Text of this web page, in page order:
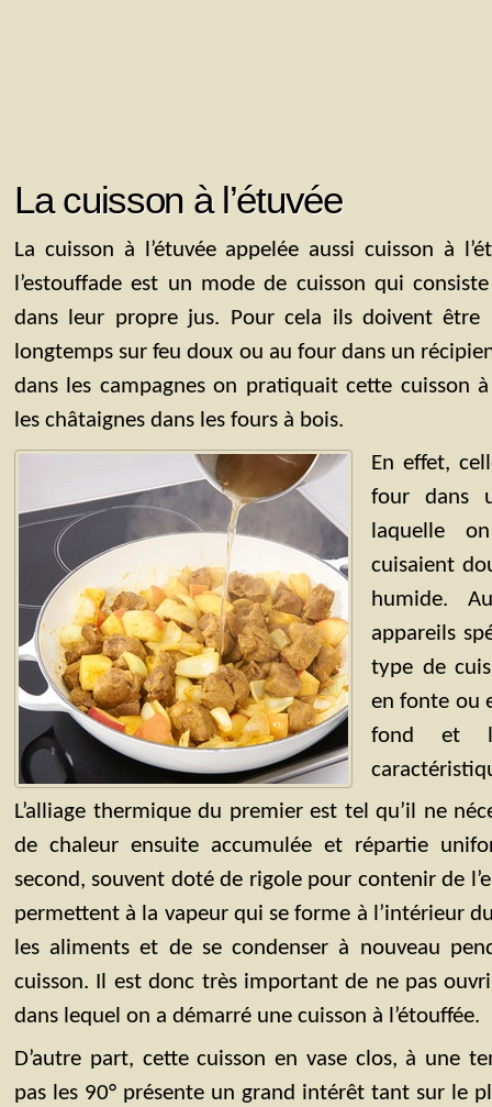
La cuisson à l’étuvée
La cuisson à l’étuvée appelée aussi cuisson à
l’estouffade est un mode de cuisson qui
dans leur propre jus. Pour cela ils doivent être
longtemps sur feu doux ou au four dans un
dans les campagnes on pratiquait cette cuisson
les châtaignes dans les fours à bois.
En effet,
four dans
laquelle
cuisaient
humide.
appareils
type de
en fonte ou
fond et
L’alliage thermique du premier est tel qu’il ne
de chaleur ensuite accumulée et répartie
second, souvent doté de rigole pour contenir de
permettent à la vapeur qui se forme à l’intérieur
les aliments et de se condenser à nouveau
cuisson. Il est donc très important de ne pas
dans lequel on a démarré une cuisson à l’étouffée.
D’autre part, cette cuisson en vase clos, à une
pas les 90° présente un grand intérêt tant sur le